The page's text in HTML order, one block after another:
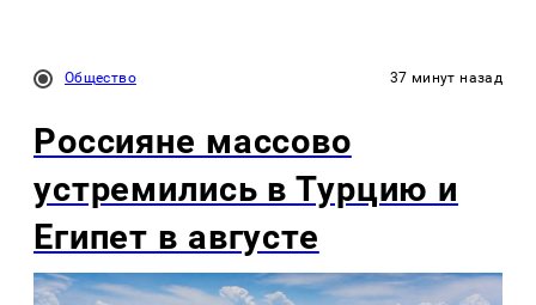
Общество 37 минут назад
Россияне массово
устремились в Турцию и
Египет в августе